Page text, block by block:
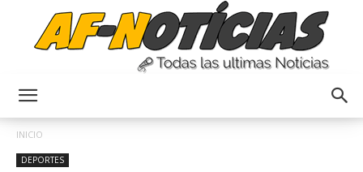
INICIO
DEPORTES